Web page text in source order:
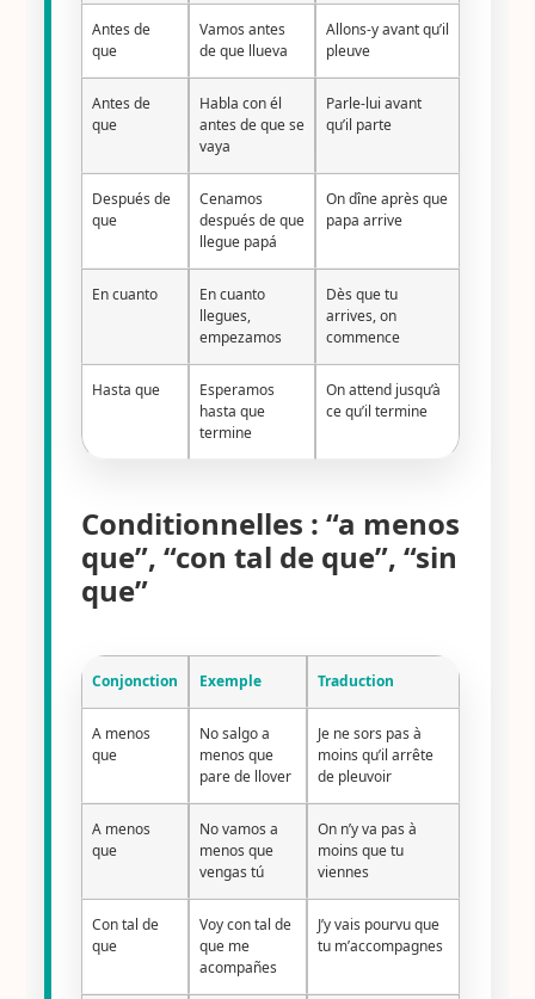
Antes de
que
Vamos antes
de que llueva
Allons-y avant qu’il
pleuve
Antes de
que
Habla con él
antes de que se
vaya
Parle-lui avant
qu’il parte
Después de
que
Cenamos
después de que
llegue papá
On dîne après que
papa arrive
En cuanto
En cuanto
llegues,
empezamos
Dès que tu
arrives, on
commence
Hasta que
Esperamos
hasta que
termine
On attend jusqu’à
ce qu’il termine
Conditionnelles : “a menos
que”, “con tal de que”, “sin
que”
Conjonction Exemple Traduction
A menos
que
No salgo a
menos que
pare de llover
Je ne sors pas à
moins qu’il arrête
de pleuvoir
A menos
que
No vamos a
menos que
vengas tú
On n’y va pas à
moins que tu
viennes
Con tal de
que
Voy con tal de
que me
acompañes
J’y vais pourvu que
tu m’accompagnes